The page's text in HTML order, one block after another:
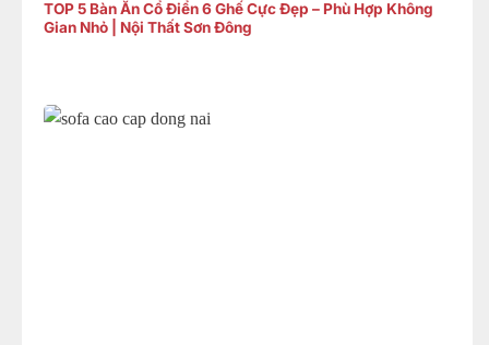
TOP 5 Bàn Ăn Cổ Điển 6 Ghế Cực Đẹp – Phù Hợp Không
Gian Nhỏ | Nội Thất Sơn Đông